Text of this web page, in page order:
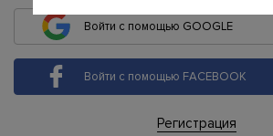
Войти с помощью GOOGLE
Войти с помощью FACEBOOK
Регистрация